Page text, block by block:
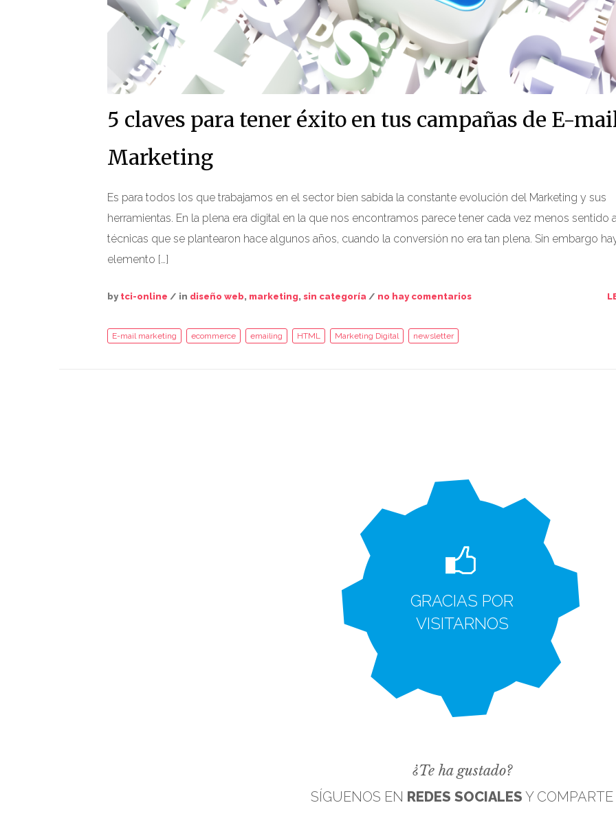
5 claves para tener éxito en tus campañas de E-
Marketing
Es para todos los que trabajamos en el sector bien sabida la constante evolución del Marketing y sus
herramientas. En la plena era digital en la que nos encontramos parece tener cada vez menos sentido
técnicas que se plantearon hace algunos años, cuando la conversión no era tan plena. Sin embargo
elemento […]
by tci-online / in diseño web, marketing, sin categoría / no hay comentarios
E-mail marketing ecommerce emailing HTML Marketing Digital newsletter
GRACIAS POR
VISITARNOS
¿Te ha gustado?
SÍGUENOS EN REDES SOCIALES Y COMPARTE